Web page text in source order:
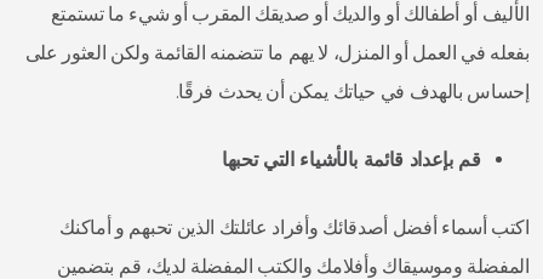
الأليف أو أطفالك أو والديك أو صديقك المقرب أو شيء ما تستمتع
بفعله في العمل أو المنزل، لا يهم ما تتضمنه القائمة ولكن العثور على
إحساس بالهدف في حياتك يمكن أن يحدث فرقًا.
قم بإعداد قائمة بالأشياء التي تحبها
اكتب أسماء أفضل أصدقائك وأفراد عائلتك الذين تحبهم و أماكنك
المفضلة وموسيقاك وأفلامك والكتب المفضلة لديك، قم بتضمين